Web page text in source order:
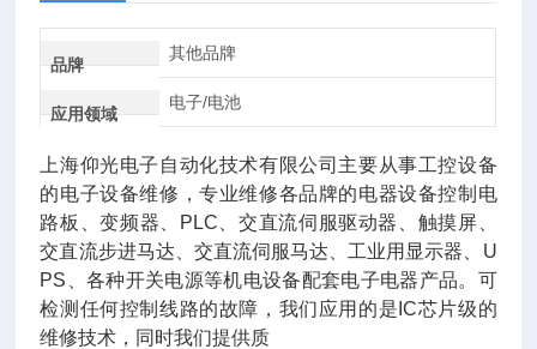
品牌
其他品牌
应用领域
电子/电池
上海仰光电子自动化技术有限公司主要从事工控设备
的电子设备维修，专业维修各品牌的电器设备控制电
路板、变频器、PLC、交直流伺服驱动器、触摸屏、
交直流步进马达、交直流伺服马达、工业用显示器、U
PS、各种开关电源等机电设备配套电子电器产品。可
检测任何控制线路的故障，我们应用的是IC芯片级的
维修技术，同时我们提供质